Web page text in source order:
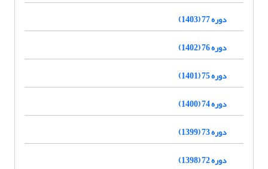
دوره 77 (1403)
دوره 76 (1402)
دوره 75 (1401)
دوره 74 (1400)
دوره 73 (1399)
دوره 72 (1398)